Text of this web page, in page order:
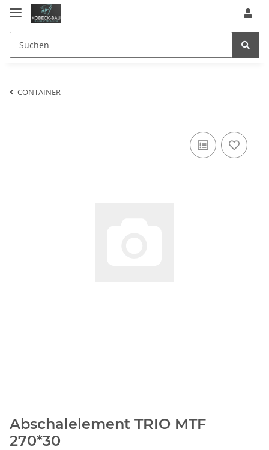
CONTAINER
Abschalelement TRIO MTF
270*30